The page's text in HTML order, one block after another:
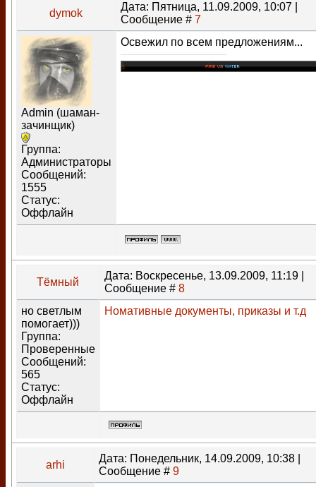
dymok
Дата: Пятница, 11.09.2009, 10:07 |
Сообщение # 7
Admin (шаман-
зачинщик)
Группа:
Администраторы
Сообщений:
1555
Статус:
Оффлайн
Освежил по всем предложениям...
Тёмный
Дата: Воскресенье, 13.09.2009, 11:19 |
Сообщение # 8
но светлым
помогает)))
Группа:
Проверенные
Сообщений:
565
Статус:
Оффлайн
Номативные документы, приказы и т.д
arhi
Дата: Понедельник, 14.09.2009, 10:38 |
Сообщение # 9